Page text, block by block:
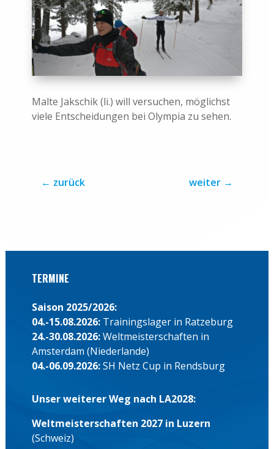
Malte Jakschik (li.) will versuchen, möglichst
viele Entscheidungen bei Olympia zu sehen.
← zurück weiter →
TERMINE
Saison 2025/2026:
04.-15.08.2026: Trainingslager in Ratzeburg
24.-30.08.2026:Weltmeisterschaften in
Amsterdam (Niederlande)
04.-06.09.2026:SH Netz Cup in Rendsburg
Unser weiterer Weg nach LA2028:
Weltmeisterschaften 2027 in Luzern
(Schweiz)